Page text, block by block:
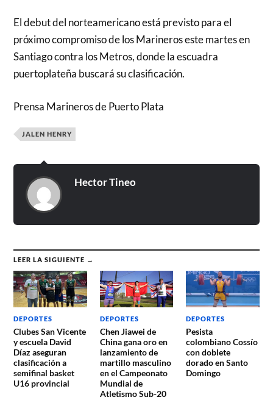
El debut del norteamericano está previsto para el
próximo compromiso de los Marineros este martes en
Santiago contra los Metros, donde la escuadra
puertoplateña buscará su clasificación.
Prensa Marineros de Puerto Plata
JALEN HENRY
Hector Tineo
LEER LA SIGUIENTE →
DEPORTES
Clubes San Vicente
y escuela David
Díaz aseguran
clasificación a
semifinal basket
U16 provincial
DEPORTES
Chen Jiawei de
China gana oro en
lanzamiento de
martillo masculino
en el Campeonato
Mundial de
Atletismo Sub-20
DEPORTES
Pesista
colombiano Cossío
con doblete
dorado en Santo
Domingo